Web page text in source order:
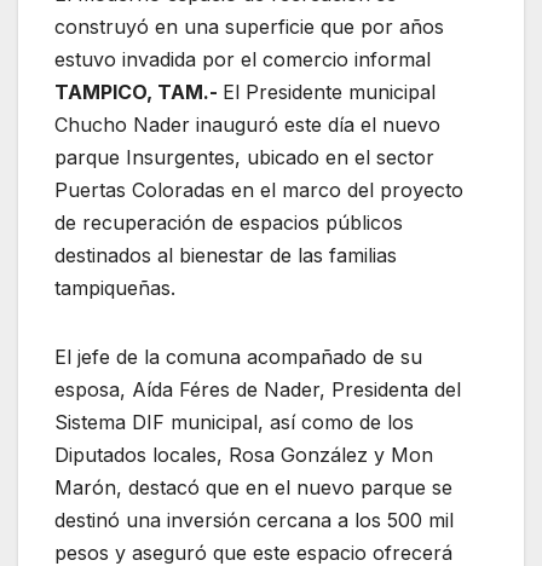
construyó en una superficie que por años
estuvo invadida por el comercio informal
TAMPICO, TAM.- El Presidente municipal
Chucho Nader inauguró este día el nuevo
parque Insurgentes, ubicado en el sector
Puertas Coloradas en el marco del proyecto
de recuperación de espacios públicos
destinados al bienestar de las familias
tampiqueñas.
El jefe de la comuna acompañado de su
esposa, Aída Féres de Nader, Presidenta del
Sistema DIF municipal, así como de los
Diputados locales, Rosa González y Mon
Marón, destacó que en el nuevo parque se
destinó una inversión cercana a los 500 mil
pesos y aseguró que este espacio ofrecerá